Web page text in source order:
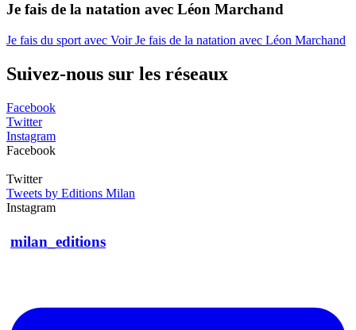
Je fais de la natation avec Léon Marchand
Je fais du sport avec Voir Je fais de la natation avec Léon Marchand
Suivez-nous sur les réseaux
Facebook
Twitter
Instagram
Facebook
Twitter
Tweets by Editions Milan
Instagram
milan_editions